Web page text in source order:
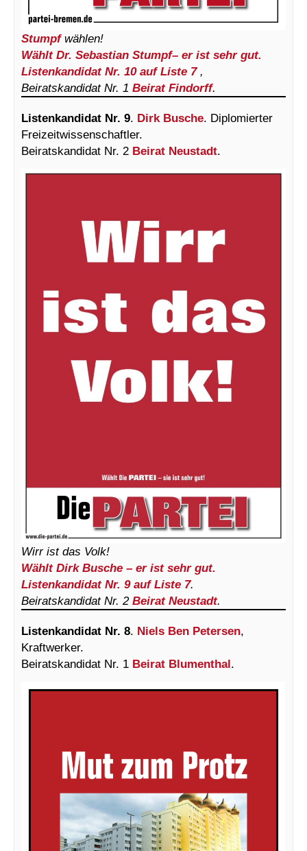
Stumpfwählen!
Wählt Dr. Sebastian Stumpf– er ist sehr gut.
Listenkandidat Nr. 10 auf Liste 7,
Beiratskandidat Nr. 1 Beirat Findorff.
Listenkandidat Nr. 9. Dirk Busche. Diplomierter
Freizeitwissenschaftler.
Beiratskandidat Nr. 2 Beirat Neustadt.
Wirr ist das Volk!
Wählt Dirk Busche – er ist sehr gut.
Listenkandidat Nr. 9 auf Liste 7.
Beiratskandidat Nr. 2 Beirat Neustadt.
Listenkandidat Nr. 8. Niels Ben Petersen,
Kraftwerker.
Beiratskandidat Nr. 1 Beirat Blumenthal.